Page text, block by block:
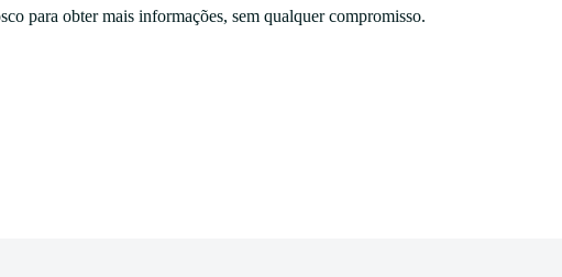
para obter mais informações, sem qualquer compromisso.